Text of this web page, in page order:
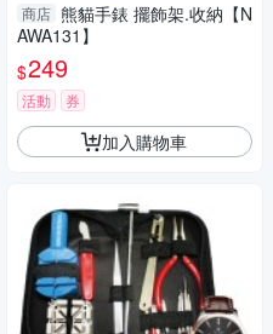
商店 熊貓手錶 擺飾架.收納【N
AWA131】
$249
活動 券
加入購物車